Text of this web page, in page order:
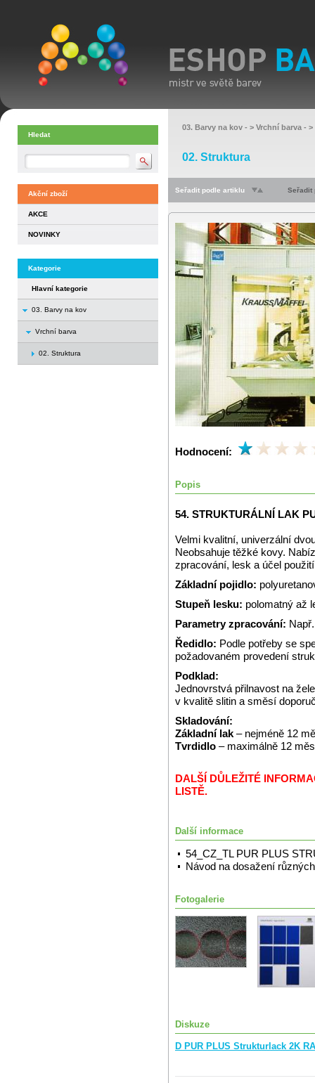
Hledat
Akční zboží
AKCE
NOVINKY
Kategorie
Hlavní kategorie
03. Barvy na kov
Vrchní barva
02. Struktura
03. Barvy na kov - > Vrchní barva - >
02. Struktura
Seřadit podle artiklu Seřadit
Hodnocení:
Popis
54. STRUKTURÁLNÍ LAK
Velmi kvalitní, univerzální
Neobsahuje těžké kovy.
zpracování, lesk a účel
Základní pojidlo:
Stupeň lesku: polomatný až
Parametry zpracování:
Ředidlo: Podle potřeby se
požadovaném provedení
Podklad:
Jednovrstvá přilnavost na
v kvalitě slitin a směsí
Skladování:
Základní lak – nejméně 12
Tvrdidlo – maximálně 12
DALŠÍ DŮLEŽITÉ
LISTĚ.
Další informace
54_CZ_TL PUR PLUS
Návod na dosažení
Fotogalerie
Diskuze
D PUR PLUS Strukturlack 2K